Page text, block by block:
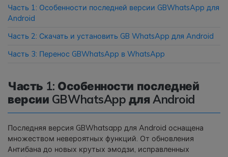
Приложение
Mutsapper
Передавайте данные WhatsApp &
Приложение MobileTrans
данные WhatsApp и файлы между
устройствами.
Часть 1: Особенности последней версии GBWhatsApp для
Android
Часть 2: Скачать и установить GB WhatsApp для Android
Часть 3: Перенос GBWhatsApp в WhatsApp
Часть 1: Особенности последней
версии GBWhatsApp для Android
Последняя версия GBWhatsapp для Android оснащена
множеством невероятных функций. От обновления
Антибана до новых крутых эмодзи, исправленных